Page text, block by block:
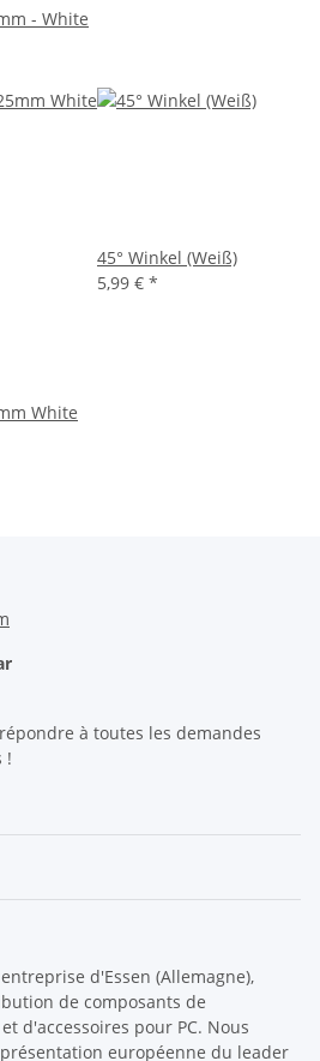
- White
White
45° Winkel (Weiß)
5,99 € *
à toutes les demandes
!
d'Essen (Allemagne),
de composants de
d'accessoires pour PC. Nous
européenne du leader